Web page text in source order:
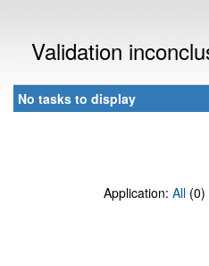
Validation
No tasks to display
Application: All (0)